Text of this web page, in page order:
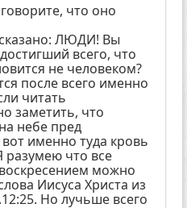
что оно
ЛЮДИ! Вы
всего, что
не человеком?
после всего именно
читать
заметить, что
небе пред
именно туда кровь
разумею что все
можно
Иисуса Христа из
Но лучьше всего